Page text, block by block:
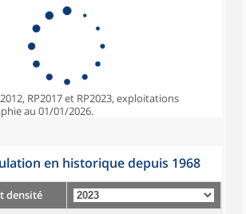
RP2017 et RP2023, exploitations
au 01/01/2026.
en historique depuis 1968
densité